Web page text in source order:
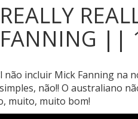
REALLY
FANNING ||
não incluir Mick Fanning na
não!! O australiano
muito, muito bom!